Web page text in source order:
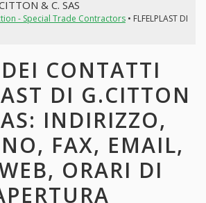
& C. SAS
- Special Trade Contractors• FLFELPLAST DI
CONTATTI
DI G.CITTON
INDIRIZZO,
FAX, EMAIL,
ORARI DI